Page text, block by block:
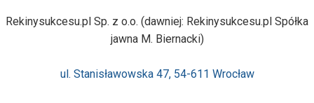
Rekinysukcesu.pl Sp. z o.o. (dawniej: Rekinysukcesu.pl Spółka
jawna M. Biernacki)
ul. Stanisławowska 47, 54-611 Wrocław